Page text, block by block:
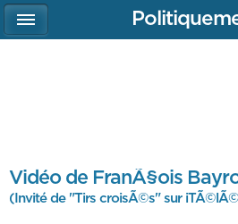
Vidéo de FranÃ§ois
(Invité de "Tirs croisÃ©s" sur